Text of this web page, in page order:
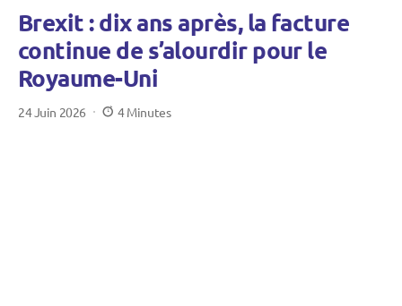
Brexit : dix ans après, la facture
continue de s’alourdir pour le
Royaume-Uni
24 Juin 2026 4 Minutes